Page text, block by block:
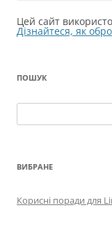
Цей сайт
Дізнайтеся, як
ПОШУК
ВИБРАНЕ
Корисні поради для